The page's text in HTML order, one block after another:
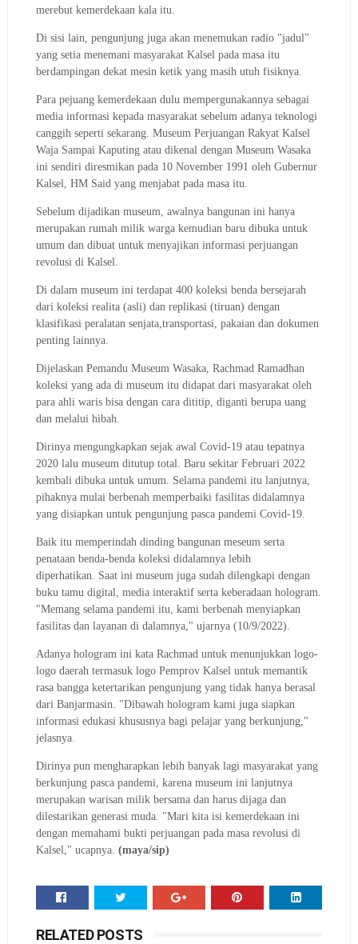
merebut kemerdekaan kala itu.
Di sisi lain, pengunjung juga akan menemukan radio "jadul"
yang setia menemani masyarakat Kalsel pada masa itu
berdampingan dekat mesin ketik yang masih utuh fisiknya.
Para pejuang kemerdekaan dulu mempergunakannya sebagai
media informasi kepada masyarakat sebelum adanya teknologi
canggih seperti sekarang. Museum Perjuangan Rakyat Kalsel
Waja Sampai Kaputing atau dikenal dengan Museum Wasaka
ini sendiri diresmikan pada 10 November 1991 oleh Gubernur
Kalsel, HM Said yang menjabat pada masa itu.
Sebelum dijadikan museum, awalnya bangunan ini hanya
merupakan rumah milik warga kemudian baru dibuka untuk
umum dan dibuat untuk menyajikan informasi perjuangan
revolusi di Kalsel.
Di dalam museum ini terdapat 400 koleksi benda bersejarah
dari koleksi realita (asli) dan replikasi (tiruan) dengan
klasifikasi peralatan senjata,transportasi, pakaian dan dokumen
penting lainnya.
Dijelaskan Pemandu Museum Wasaka, Rachmad Ramadhan
koleksi yang ada di museum itu didapat dari masyarakat oleh
para ahli waris bisa dengan cara dititip, diganti berupa uang
dan melalui hibah.
Dirinya mengungkapkan sejak awal Covid-19 atau tepatnya
2020 lalu museum ditutup total. Baru sekitar Februari 2022
kembali dibuka untuk umum. Selama pandemi itu lanjutnya,
pihaknya mulai berbenah memperbaiki fasilitas didalamnya
yang disiapkan untuk pengunjung pasca pandemi Covid-19.
Baik itu memperindah dinding bangunan meseum serta
penataan benda-benda koleksi didalamnya lebih
diperhatikan. Saat ini museum juga sudah dilengkapi dengan
buku tamu digital, media interaktif serta keberadaan hologram.
"Memang selama pandemi itu, kami berbenah menyiapkan
fasilitas dan layanan di dalamnya," ujarnya (10/9/2022).
Adanya hologram ini kata Rachmad untuk menunjukkan logo-
logo daerah termasuk logo Pemprov Kalsel untuk memantik
rasa bangga ketertarikan pengunjung yang tidak hanya berasal
dari Banjarmasin. "Dibawah hologram kami juga siapkan
informasi edukasi khususnya bagi pelajar yang berkunjung,"
jelasnya.
Dirinya pun mengharapkan lebih banyak lagi masyarakat yang
berkunjung pasca pandemi, karena museum ini lanjutnya
merupakan warisan milik bersama dan harus dijaga dan
dilestarikan generasi muda. "Mari kita isi kemerdekaan ini
dengan memahami bukti perjuangan pada masa revolusi di
Kalsel," ucapnya. (maya/sip)
RELATED POSTS